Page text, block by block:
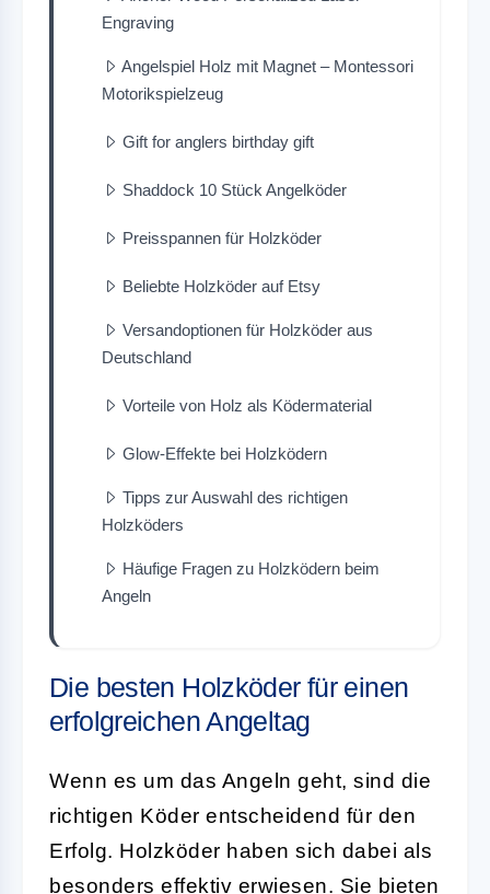
Engraving
Angelspiel Holz mit Magnet – Montessori
Motorikspielzeug
Gift for anglers birthday gift
Shaddock 10 Stück Angelköder
Preisspannen für Holzköder
Beliebte Holzköder auf Etsy
Versandoptionen für Holzköder aus
Deutschland
Vorteile von Holz als Ködermaterial
Glow-Effekte bei Holzködern
Tipps zur Auswahl des richtigen
Holzköders
Häufige Fragen zu Holzködern beim
Angeln
Die besten Holzköder für einen
erfolgreichen Angeltag
Wenn es um das Angeln geht, sind die
richtigen Köder entscheidend für den
Erfolg. Holzköder haben sich dabei als
besonders effektiv erwiesen. Sie bieten